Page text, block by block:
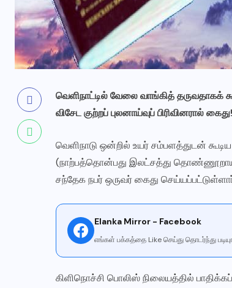
வெளிநாட்டில் வேலை வாங்கித் தருவதாகக்
விசேட குற்றப் புலனாய்வுப் பிரிவினரால் கைது!
வெளிநாடு ஒன்றில் உயர் சம்பளத்துடன்
(நாற்பத்தொன்பது இலட்சத்து
சந்தேக நபர் ஒருவர் கைது
Elanka Mirror - Facebook
எங்கள் பக்கத்தை Like செய்து தொடர்ந்து
கிளிநொச்சி பொலிஸ் நிலையத்தில்